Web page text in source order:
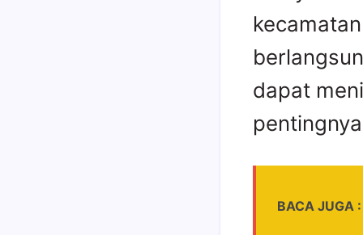
dapat
BACA JUGA :